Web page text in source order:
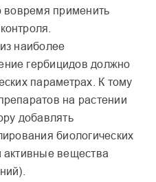
вовремя применить
наиболее
гербицидов должно
параметрах. К тому
на растении
добавлять
биологических
активные вещества